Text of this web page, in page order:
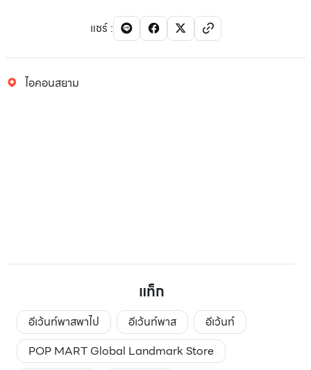
แชร์:
ไอคอนสยาม
แท็ก
อีเว้นท์พาสพาไป อีเว้นท์พาส
อีเว้นท์
POP MART Global Landmark Store